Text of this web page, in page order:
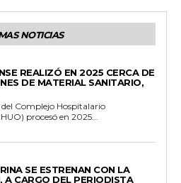
NOTICIAS
REALIZÓ EN 2025 CERCA DE
DE MATERIAL SANITARIO,
Complejo Hospitalario
procesó en 2025...
SE ESTRENAN CON LA
A CARGO DEL PERIODISTA